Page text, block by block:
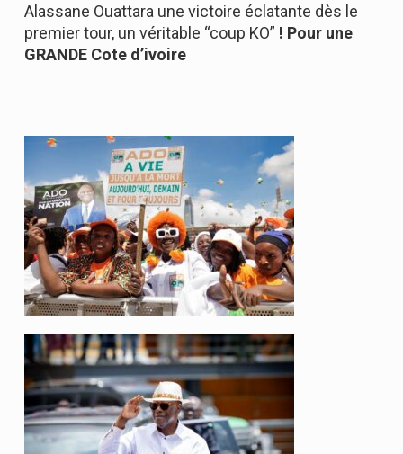
Alassane Ouattara une victoire éclatante dès le
premier tour, un véritable “coup KO” ! Pour une
GRANDE Cote d’ivoire